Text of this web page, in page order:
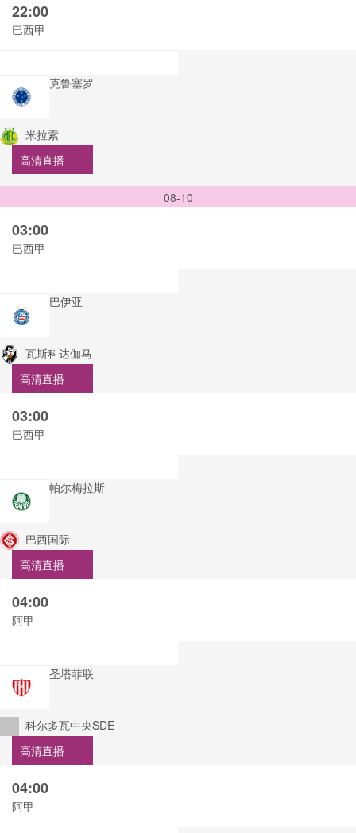
22:00
巴西甲
克鲁塞罗
米拉索
高清直播
08-10
03:00
巴西甲
巴伊亚
瓦斯科达伽马
高清直播
03:00
巴西甲
帕尔梅拉斯
巴西国际
高清直播
04:00
阿甲
圣塔菲联
科尔多瓦中央SDE
高清直播
04:00
阿甲